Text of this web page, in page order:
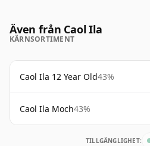
Även från Caol Ila
KÄRNSORTIMENT
Caol Ila 12 Year Old43%
Caol Ila Moch43%
TILLGÄNGLIGHET: